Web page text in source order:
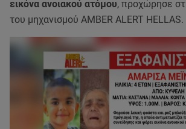
εικόνα ανοιακού ατόμου, προχώρησε
του μηχανισμού AMBER ALERT HELLAS.